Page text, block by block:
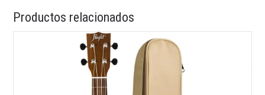
Productos relacionados